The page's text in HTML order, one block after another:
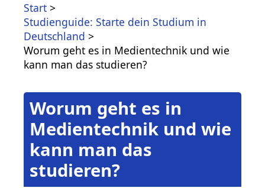
Start
Studienguide: Starte dein Studium in
Deutschland
Worum geht es in Medientechnik und wie
kann man das studieren?
Worum geht es in
Medientechnik und wie
kann man das
studieren?